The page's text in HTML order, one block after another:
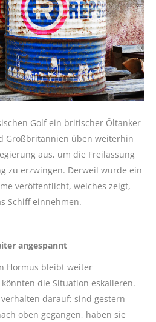
Golf ein britischer Öltanker
Großbritannien üben weiterhin
aus, um die Freilassung
zu erzwingen. Derweil wurde ein
veröffentlicht, welches zeigt,
Schiff einnehmen.
angespannt
Hormus bleibt weiter
die Situation eskalieren.
darauf: sind gestern
oben gegangen, haben sie